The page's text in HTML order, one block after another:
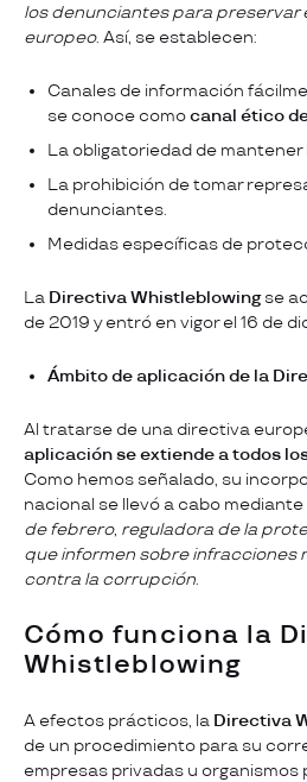
los denunciantes para preservar
europeo. Así, se establecen:
Canales de información
se conoce comocanal ético
La obligatoriedad de
La prohibición de tomar
denunciantes.
Medidas específicas de
La DirectivaWhistleblowingse
de 2019 y entró en vigor el 16 de
Ámbito de aplicación de la
Al tratarse de una directiva
aplicación se extiende a todos
Como hemos señalado, su
nacional se llevó a cabo mediante
de febrero, reguladora de la
que informen sobre infracciones
contra la corrupción.
Cómo funciona la
Whistleblowing
A efectos prácticos, la Directiva
de un procedimiento para su
empresas privadas u organismos